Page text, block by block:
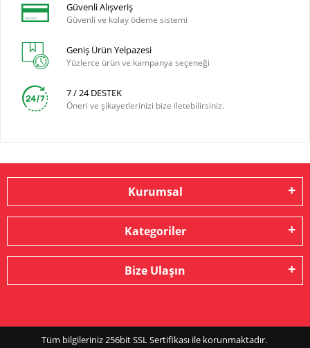
Güvenli Alışveriş
Güvenli ve kolay ödeme sistemi
Geniş Ürün Yelpazesi
Yüzlerce ürün ve kampanya seçeneği
7 / 24 DESTEK
Öneri ve şikayetlerinizi bize iletebilirsiniz.
Kurumsal
Kategoriler
Bize Ulaşın
Tüm bilgileriniz 256bit SSL Sertifikası ile korunmaktadır.